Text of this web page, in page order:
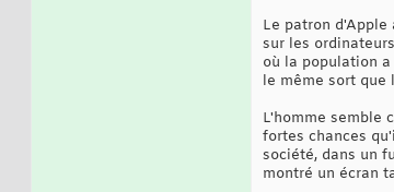
Le patron
sur les
où la population
le même sort que
L'homme semble
fortes chances
société, dans un
montré un écran